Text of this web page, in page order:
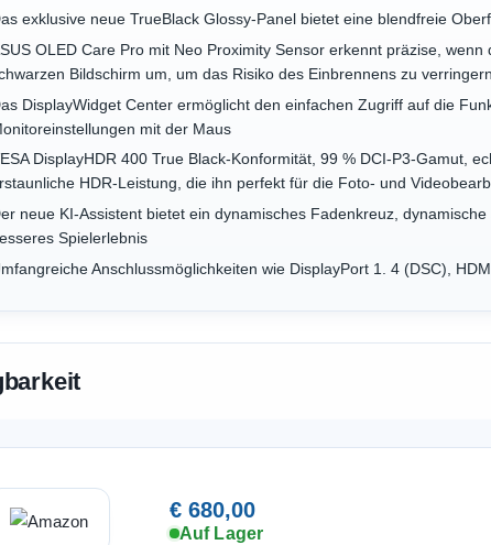
exklusive neue TrueBlack Glossy-Panel bietet eine blendfreie
OLED Care Pro mit Neo Proximity Sensor erkennt präzise,
Bildschirm um, um das Risiko des Einbrennens zu verringern
DisplayWidget Center ermöglicht den einfachen Zugriff auf die
mit der Maus
DisplayHDR 400 True Black-Konformität, 99 % DCI-P3-Gamut,
HDR-Leistung, die ihn perfekt für die Foto- und
neue KI-Assistent bietet ein dynamisches Fadenkreuz,
Spielerlebnis
Anschlussmöglichkeiten wie DisplayPort 1. 4 (DSC),
€ 680,00
Auf Lager